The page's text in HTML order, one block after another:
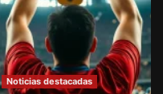
Noticias destacadas